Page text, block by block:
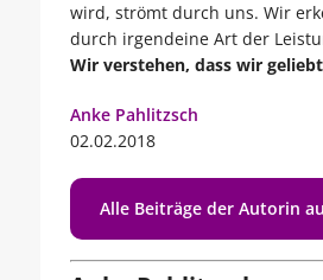
wird, strömt durch uns. Wir
durch irgendeine Art der
Wir verstehen, dass wir
Anke Pahlitzsch
02.02.2018
Alle Beiträge der Autorin